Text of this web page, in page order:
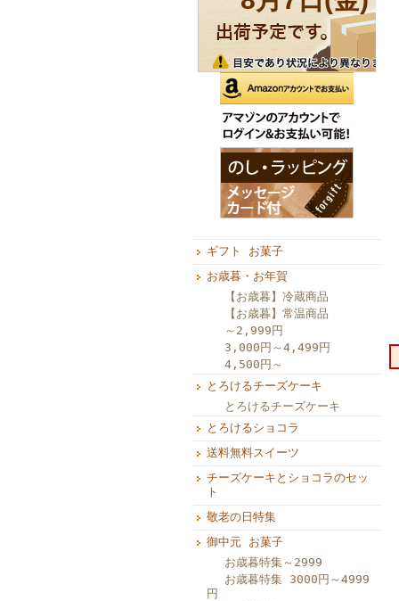
ギフト お菓子
お歳暮・お年賀
【お歳暮】冷蔵商品
【お歳暮】常温商品
～2,999円
3,000円～4,499円
4,500円～
とろけるチーズケーキ
とろけるチーズケーキ
とろけるショコラ
送料無料スイーツ
チーズケーキとショコラのセッ
ト
敬老の日特集
御中元 お菓子
お歳暮特集～2999
お歳暮特集 3000円～4999
円